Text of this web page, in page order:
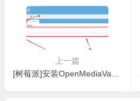
上一篇